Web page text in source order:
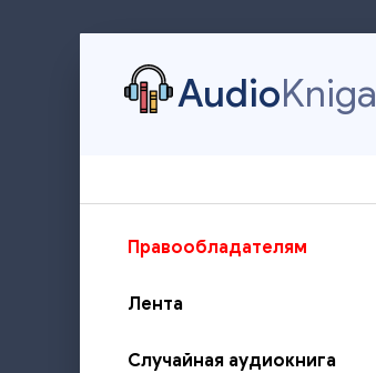
AudioKniga
Правообладателям
Лента
Случайная аудиокнига